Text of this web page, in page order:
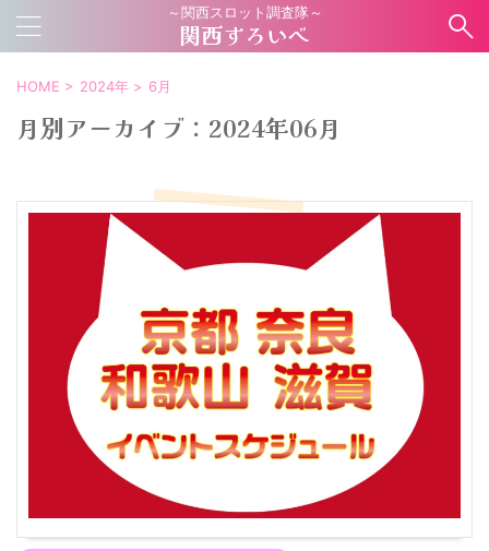
～関西スロット調査隊～
関西すろいべ
HOME > 2024年 > 6月
月別アーカイブ：2024年06月